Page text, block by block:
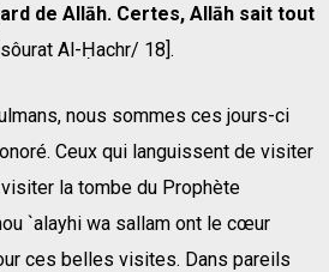
de Allāh. Certes, Allāh sait tout
Al-Ḥachr/ 18].
nous sommes ces jours-ci
Ceux qui languissent de visiter
la tombe du Prophète
`alayhi wa sallam ont le cœur
ces belles visites. Dans pareils